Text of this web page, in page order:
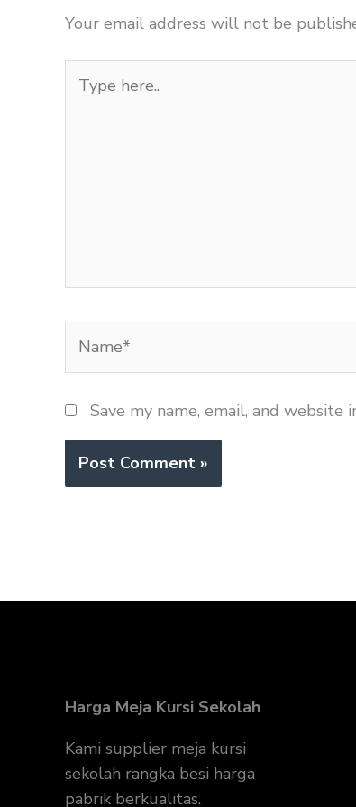
Your email address will not be
here..
Save my name, email, and
Harga Meja Kursi Sekolah
Kami supplier meja kursi
sekolah rangka besi harga
pabrik berkualitas.